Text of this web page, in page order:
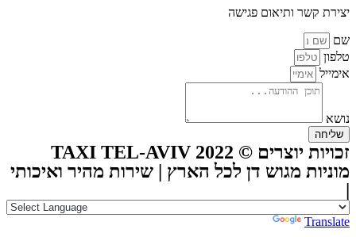
יצירת קשר ותיאום פגישה
שם
טלפון
אימייל
נושא
שליחה
מוניות מגוש דן לכל הארץ | שירות מהיר ואיכותי
|
Translate